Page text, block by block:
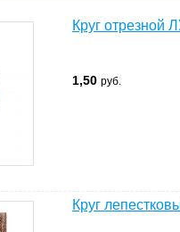
Круг отрезной
1,50 руб.
Круг